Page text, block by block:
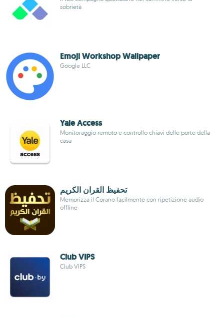
sobrietà
Emoji Workshop Wallpaper
Google LLC
Yale Access
Monitoraggio remoto e controllo chiavi delle porte della
casa
تحفيظ القران الكريم
Memorizza il Corano facilmente con ripetizione audio
offline
Club VIPS
Club VIPS